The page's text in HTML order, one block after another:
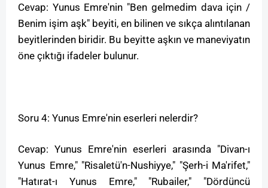
Cevap: Yunus Emre'nin "Ben gelmedim dava için /
Benim işim aşk" beyiti, en bilinen ve sıkça alıntılanan
beyitlerinden biridir. Bu beyitte aşkın ve maneviyatın
öne çıktığı ifadeler bulunur.
Soru 4: Yunus Emre'nin eserleri nelerdir?
Cevap: Yunus Emre'nin eserleri arasında "Divan-ı
Yunus Emre," "Risaletü'n-Nushiyye," "Şerh-i Ma'rifet,"
"Hatırat-ı Yunus Emre," "Rubailer," "Dördüncü